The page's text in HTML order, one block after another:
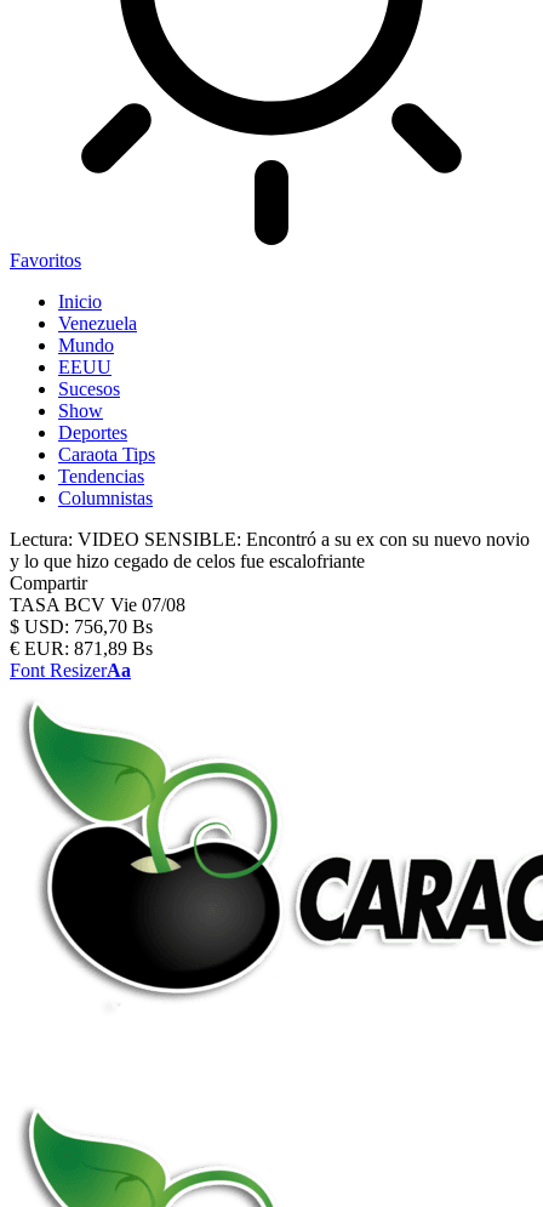
Favoritos
Inicio
Venezuela
Mundo
EEUU
Sucesos
Show
Deportes
Caraota Tips
Tendencias
Columnistas
Lectura: VIDEO SENSIBLE: Encontró a su ex con su nuevo novio
y lo que hizo cegado de celos fue escalofriante
Compartir
TASA BCV Vie 07/08
$ USD: 756,70 Bs
€ EUR: 871,89 Bs
Font ResizerAa